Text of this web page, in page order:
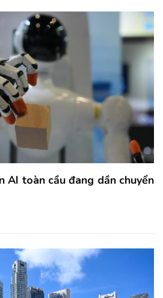
AI toàn cầu đang dần chuyển